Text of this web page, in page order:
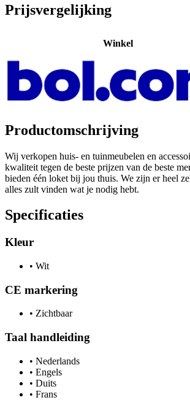
Prijsvergelijking
Winkel
Productomschrijving
Wij verkopen huis- en tuinmeubelen en
kwaliteit tegen de beste prijzen van de beste
bieden één loket bij jou thuis. We zijn er heel
alles zult vinden wat je nodig hebt.
Specificaties
Kleur
• Wit
CE markering
• Zichtbaar
Taal handleiding
• Nederlands
• Engels
• Duits
• Frans